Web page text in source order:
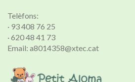
Telèfons:
· 93 408 76 25
· 620 48 41 73
Email: a8014358@xtec.cat